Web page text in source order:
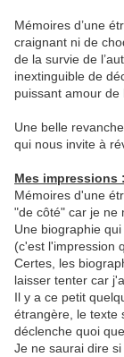
Mémoires d’une
craignant ni de
de la survie de
inextinguible de
puissant amour de
Une belle
qui nous invite à
Mes impressions :
Mémoires d'une
"de côté" car je ne
Une biographie
(c'est l'impression
Certes, les
laisser tenter car
Il y a ce petit
étrangère, le texte
déclenche quoi
Je ne saurai dire